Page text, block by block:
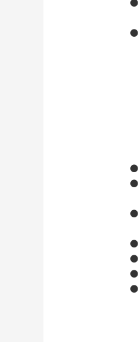
●
●
●
●
●
●
●
●
●